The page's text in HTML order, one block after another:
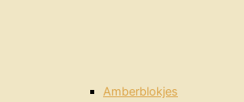
Amberblokjes